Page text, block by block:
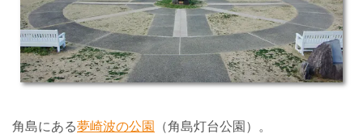
角島にある夢崎波の公園 （角島灯台公園）。